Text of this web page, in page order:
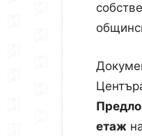
етаж